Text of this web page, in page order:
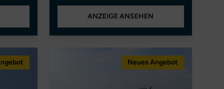
ANZEIGE ANSEHEN
Neues Angebot